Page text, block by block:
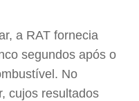
a RAT fornecia
segundos após o
No
cujos resultados